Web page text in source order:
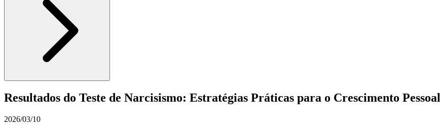
Resultados do Teste de Narcisismo: Estratégias Práticas para o Crescimento Pessoal
2026/03/10